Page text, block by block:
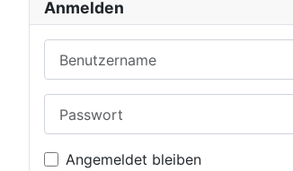
Anmelden
Angemeldet bleiben